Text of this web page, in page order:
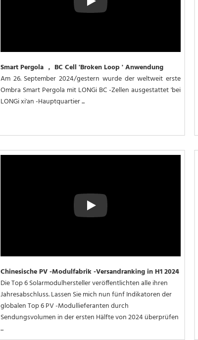
Play
Smart Pergola ， BC Cell 'Broken Loop ' Anwendung
Am 26. September 2024/gestern wurde der weltweit erste
Ombra Smart Pergola mit LONGi BC -Zellen ausgestattet 'bei
LONGi xi'an -Hauptquartier ...
Play
Chinesische PV -Modulfabrik -Versandranking in H1 2024
Die Top 6 Solarmodulhersteller veröffentlichten alle ihren
Jahresabschluss. Lassen Sie mich nun fünf Indikatoren der
globalen Top 6 PV -Modullieferanten durch
Sendungsvolumen in der ersten Hälfte von 2024 überprüfen
...